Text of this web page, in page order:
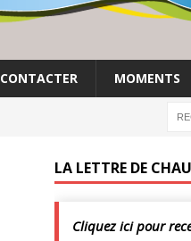
CONTACTER MOMENTS
LA LETTRE DE
Cliquez ici pour